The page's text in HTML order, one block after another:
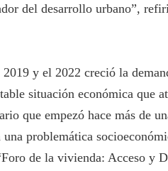
del desarrollo urbano”,
y el 2022 creció la
situación económica que
que empezó hace más de
problemática
de la vivienda: Acceso y